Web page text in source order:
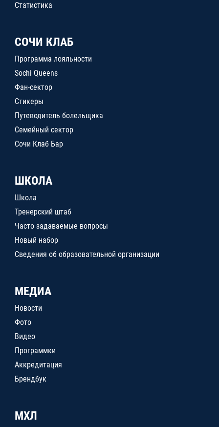
Статистика
СОЧИ КЛАБ
Программа лояльности
Sochi Queens
Фан-сектор
Стикеры
Путеводитель болельщика
Семейный сектор
Сочи Клаб Бар
ШКОЛА
Школа
Тренерский штаб
Часто задаваемые вопросы
Новый набор
Сведения об образовательной организации
МЕДИА
Новости
Фото
Видео
Программки
Аккредитация
Брендбук
МХЛ